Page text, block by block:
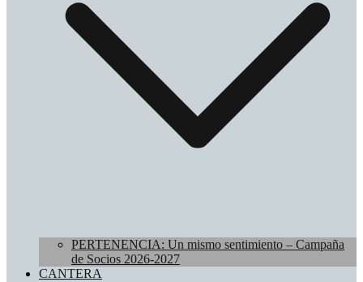
PERTENENCIA: Un mismo sentimiento – Campaña
de Socios 2026-2027
CANTERA